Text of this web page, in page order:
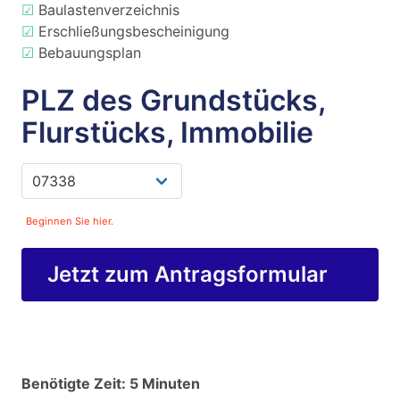
☑ Baulastenverzeichnis
☑ Erschließungsbescheinigung
☑ Bebauungsplan
PLZ des Grundstücks,
Flurstücks, Immobilie
Beginnen Sie hier.
Jetzt zum Antragsformular
Benötigte Zeit: 5 Minuten